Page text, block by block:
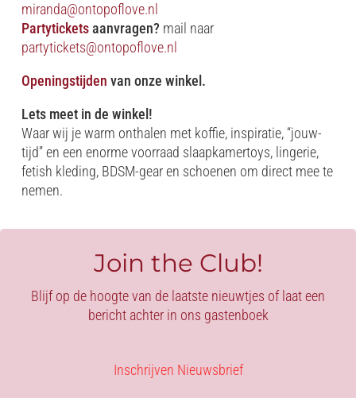
miranda@ontopoflove.nl
Partyticketsaanvragen? mail naar
partytickets@ontopoflove.nl
Openingstijden van onze winkel.
Lets meet in de winkel!
Waar wij je warm onthalen met koffie, inspiratie, “jouw-
tijd” en een enorme voorraad slaapkamertoys, lingerie,
fetish kleding, BDSM-gear en schoenen om direct mee te
nemen.
Join the Club!
Blijf op de hoogte van de laatste nieuwtjes of laat een
bericht achter in ons gastenboek
Inschrijven Nieuwsbrief